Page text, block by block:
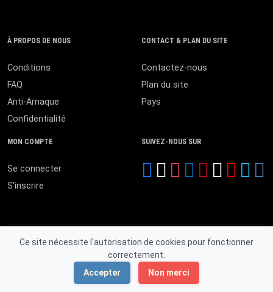
Ce site nécessite l'autorisation de cookies pour fonctionner
correctement.
Accepter
Non merci
À PROPOS DE NOUS
Conditions
FAQ
Anti-Arnaque
Confidentialité
CONTACT & PLAN DU SITE
Contactez-nous
Plan du site
Pays
MON COMPTE
Se connecter
S'inscrire
SUIVEZ-NOUS SUR
© 2026 MALI ANNONCES. Tous droits réservés.